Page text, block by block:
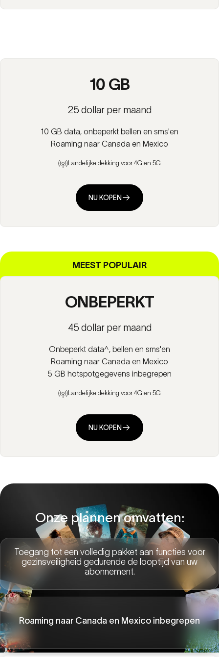
10 GB
25 dollar per maand
10 GB data, onbeperkt bellen en sms'en
Roaming naar Canada en Mexico
Landelijke dekking voor 4G en 5G
NU KOPEN
MEEST POPULAIR
ONBEPERKT
45 dollar per maand
Onbeperkt data^, bellen en sms'en
Roaming naar Canada en Mexico
5 GB hotspotgegevens inbegrepen
Landelijke dekking voor 4G en 5G
NU KOPEN
Onze plannen omvatten:
Toegang tot een volledig pakket aan functies voor
gezinsveiligheid gedurende de looptijd van uw
abonnement.
Roaming naar Canada en Mexico inbegrepen